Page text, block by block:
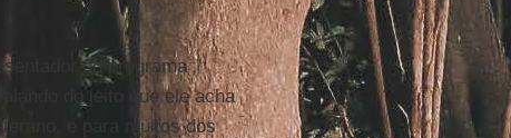
do programa
do jeito que ele acha
e para muitos dos